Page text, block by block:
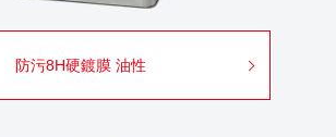
防污8H硬鍍膜 油性